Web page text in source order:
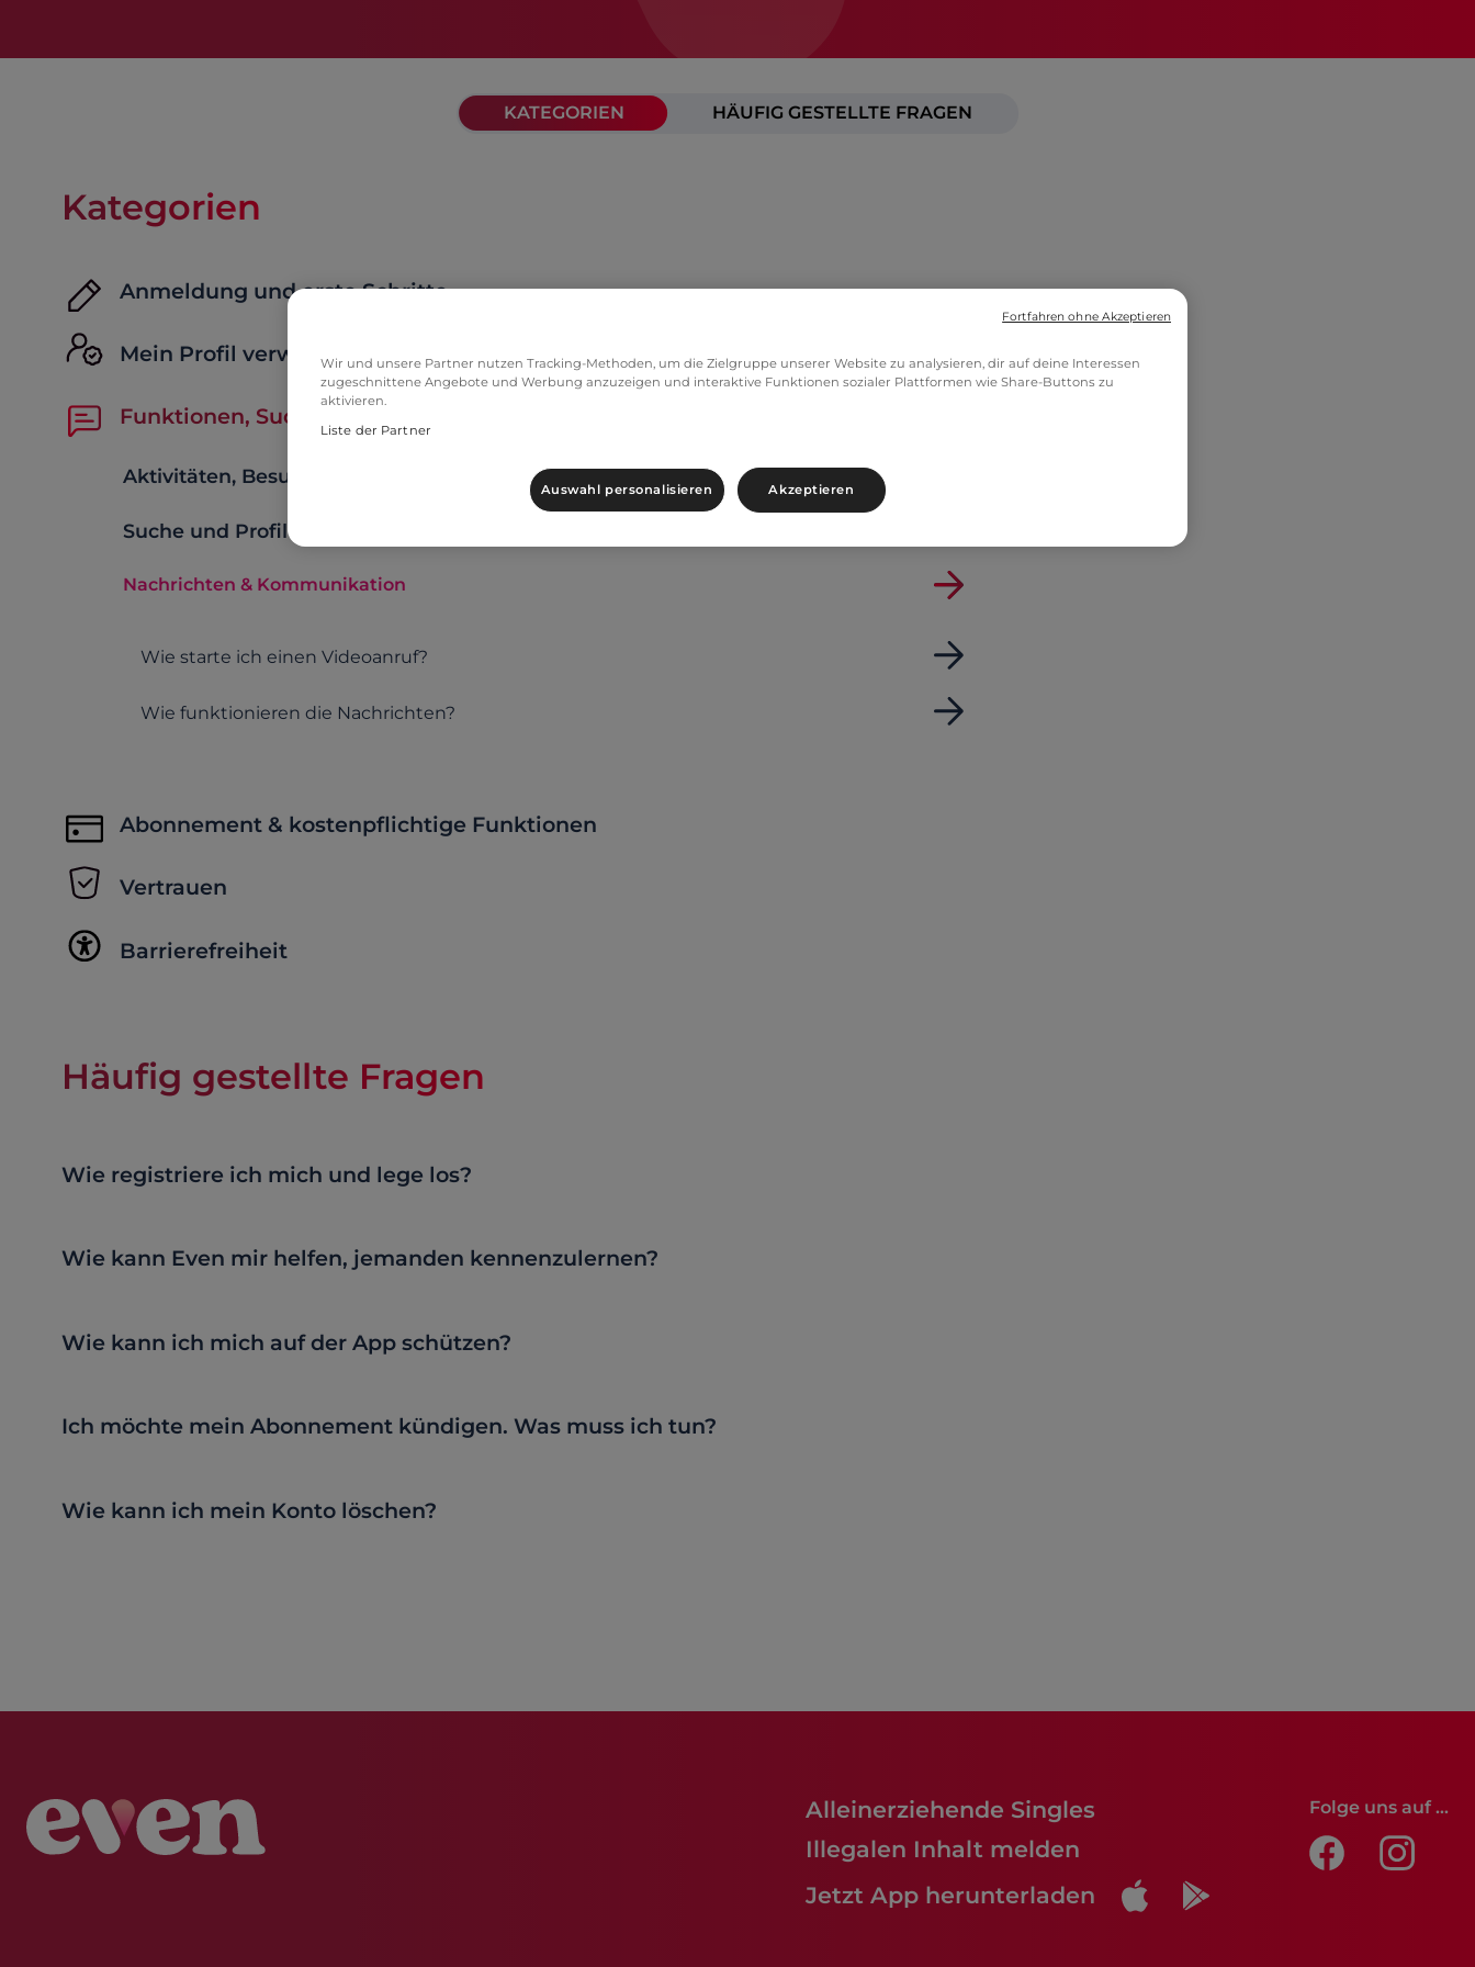
KATEGORIEN HÄUFIG GESTELLTE FRAGEN
Kategorien
Anmeldung und erste Schritte
Mein Profil verwalten
Funktionen, Suche & Kommunikation
Aktivitäten, Besuche & Likes
Suche und Profilvorschläge
Nachrichten & Kommunikation
Wie starte ich einen Videoanruf?
Wie funktionieren die Nachrichten?
Abonnement & kostenpflichtige Funktionen
Vertrauen
Barrierefreiheit
Häufig gestellte Fragen
Wie registriere ich mich und lege los?
Wie kann Even mir helfen, jemanden kennenzulernen?
Wie kann ich mich auf der App schützen?
Ich möchte mein Abonnement kündigen. Was muss ich tun?
Wie kann ich mein Konto löschen?
Alleinerziehende Singles
Illegalen Inhalt melden
Jetzt App herunterladen
Folge uns auf ...
Wir und unsere Partner nutzen Tracking-Methoden, um die Zielgruppe unserer Website zu analysieren, dir auf deine Interessen
zugeschnittene Angebote und Werbung anzuzeigen und interaktive Funktionen sozialer Plattformen wie Share-Buttons zu
aktivieren.
Liste der Partner
Auswahl personalisieren Akzeptieren
Fortfahren ohne Akzeptieren